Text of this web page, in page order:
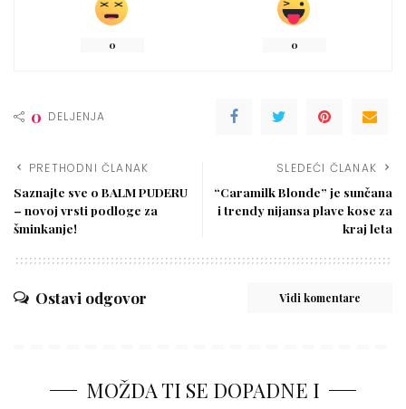
0 0
0 DELJENJA
PRETHODNI ČLANAK
Saznajte sve o BALM PUDERU
– novoj vrsti podloge za
šminkanje!
SLEDEĆI ČLANAK
“Caramilk Blonde” je sunčana
i trendy nijansa plave kose za
kraj leta
Ostavi odgovor Vidi komentare
MOŽDA TI SE DOPADNE I